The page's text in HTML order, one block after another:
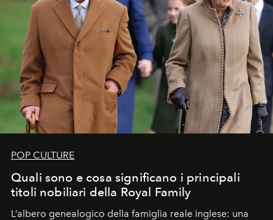
POP CULTURE
Quali sono e cosa significano i principali
titoli nobiliari della Royal Family
L’albero genealogico della famiglia reale inglese: una